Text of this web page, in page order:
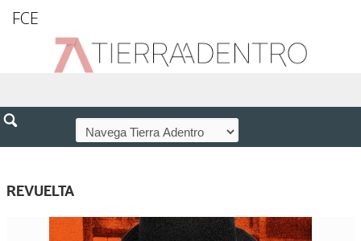
FCE
REVUELTA